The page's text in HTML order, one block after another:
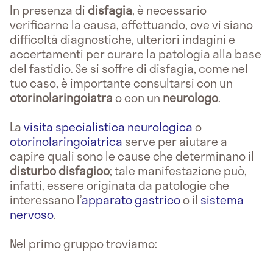
In presenza didisfagia, è necessario
verificarne la causa, effettuando, ove vi siano
difficoltà diagnostiche, ulteriori indagini e
accertamenti per curare la patologia alla base
del fastidio. Se si soffre di disfagia, come nel
tuo caso, è importante consultarsi con un
otorinolaringoiatrao con un neurologo.
Lavisita specialistica neurologicao
otorinolaringoiatrica serve per aiutare a
capire quali sono le cause che determinano il
disturbo disfagico; tale manifestazione può,
infatti, essere originata da patologie che
interessano l’apparato gastricoo il sistema
nervoso.
Nel primo gruppo troviamo: